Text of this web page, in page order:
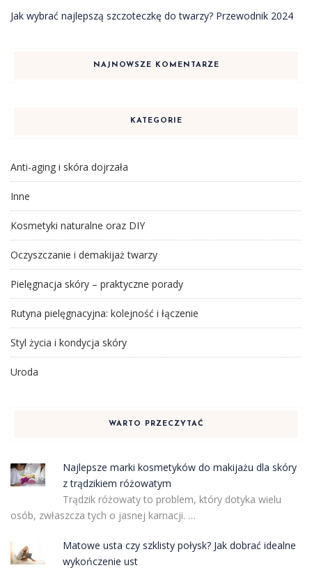
Jak wybrać najlepszą szczoteczkę do twarzy? Przewodnik 2024
NAJNOWSZE KOMENTARZE
KATEGORIE
Anti-aging i skóra dojrzała
Inne
Kosmetyki naturalne oraz DIY
Oczyszczanie i demakijaż twarzy
Pielęgnacja skóry – praktyczne porady
Rutyna pielęgnacyjna: kolejność i łączenie
Styl życia i kondycja skóry
Uroda
WARTO PRZECZYTAĆ
Najlepsze marki kosmetyków do makijażu dla skóry
z trądzikiem różowatym
Trądzik różowaty to problem, który dotyka wielu
osób, zwłaszcza tych o jasnej karnacji. …
Matowe usta czy szklisty połysk? Jak dobrać idealne
wykończenie ust